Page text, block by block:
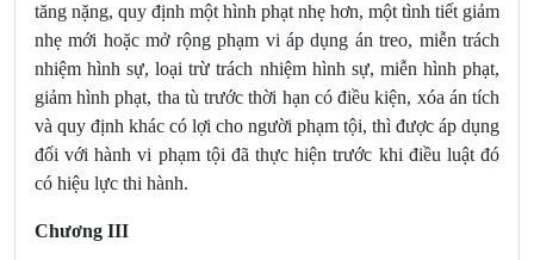
tăng nặng, quy định một hình phạt nhẹ hơn, một tình tiết giảm
nhẹ mới hoặc mở rộng phạm vi áp dụng án treo, miễn trách
nhiệm hình sự, loại trừ trách nhiệm hình sự, miễn hình phạt,
giảm hình phạt, tha tù trước thời hạn có điều kiện, xóa án tích
và quy định khác có lợi cho người phạm tội, thì được áp dụng
đối với hành vi phạm tội đã thực hiện trước khi điều luật đó
có hiệu lực thi hành.
Chương III